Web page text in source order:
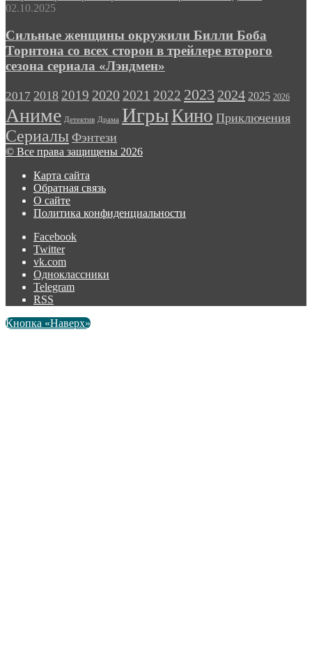
02.10.2025
Сильные женщины окружили Билли Боба
Торнтона со всех сторон в трейлере второго
сезона сериала «Лэндмен»
2017 2018 2019 2020 2021 2022 2023 2024 2025 2026
Аниме Детектив Драма ИгрыКино Приключения
Сериалы Фэнтези
© Все права защищены 2026
Карта сайта
Обратная связь
О сайте
Политика конфиденциальности
Facebook
Twitter
vk.com
Одноклассники
Telegram
RSS
Кнопка «Наверх»